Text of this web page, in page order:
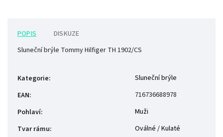
POPIS
DISKUZE
Sluneční brýle Tommy Hilfiger TH 1902/CS
Kategorie:
Sluneční brýle
EAN:
716736688978
Pohlaví:
Muži
Tvar rámu:
Oválné / Kulaté